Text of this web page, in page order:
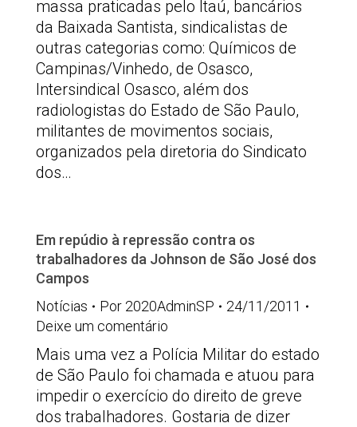
massa praticadas pelo Itaú, bancários
da Baixada Santista, sindicalistas de
outras categorias como: Químicos de
Campinas/Vinhedo, de Osasco,
Intersindical Osasco, além dos
radiologistas do Estado de São Paulo,
militantes de movimentos sociais,
organizados pela diretoria do Sindicato
dos…
Em repúdio à repressão contra os
trabalhadores da Johnson de São José dos
Campos
Notícias
Por 2020AdminSP
24/11/2011
Deixe um comentário
Mais uma vez a Polícia Militar do estado
de São Paulo foi chamada e atuou para
impedir o exercício do direito de greve
dos trabalhadores. Gostaria de dizer